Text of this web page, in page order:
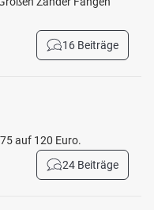
16 Beiträge
auf 120 Euro.
24 Beiträge